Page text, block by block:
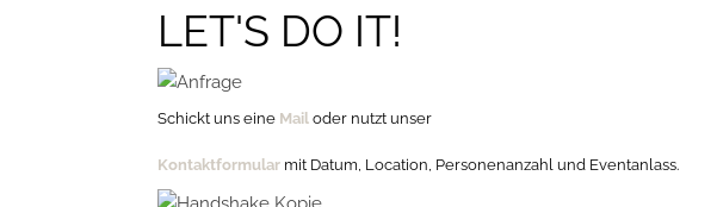
LET'S DO IT!
Schickt uns eine Mailoder nutzt unser
Kontaktformular mit Datum, Location, Personenanzahl und Eventanlass.